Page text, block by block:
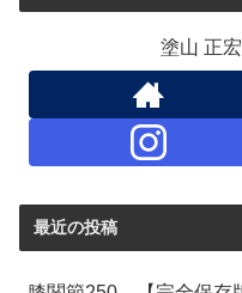
塗山 正
最近の投稿